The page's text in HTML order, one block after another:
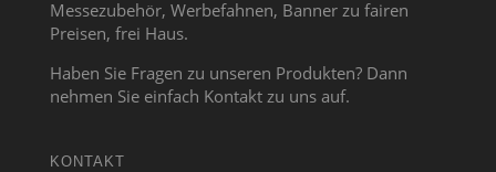
Messezubehör, Werbefahnen, Banner zu fairen
Preisen, frei Haus.
Haben Sie Fragen zu unseren Produkten? Dann
nehmen Sie einfach Kontakt zu uns auf.
KONTAKT